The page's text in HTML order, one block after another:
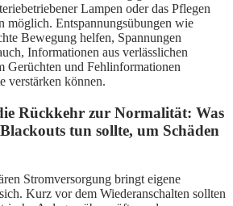
Lampen oder das Pflegen
möglich. Entspannungsübungen wie
Bewegung helfen, Spannungen
Informationen aus verlässlichen
Gerüchten und Fehlinformationen
verstärken können.
Rückkehr zur Normalität: Was
tun sollte, um Schäden
Stromversorgung bringt eigene
Kurz vor dem Wiederanschalten sollten